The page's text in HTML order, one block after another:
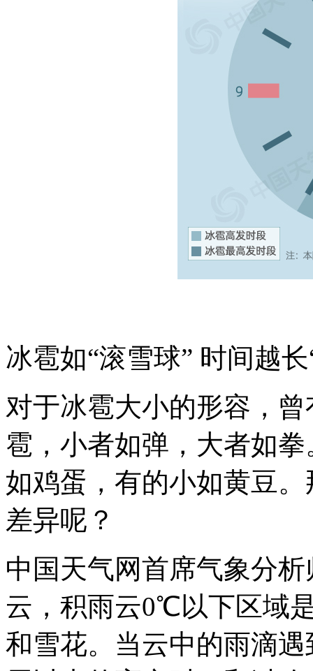
冰雹如“滚雪球” 时间越
对于冰雹大小的形容，
雹，小者如弹，大者如
如鸡蛋，有的小如黄豆
差异呢？
中国天气网首席气象分
云，积雨云0℃以下区域
和雪花。当云中的雨滴